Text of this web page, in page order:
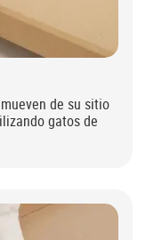
de su sitio
gatos de